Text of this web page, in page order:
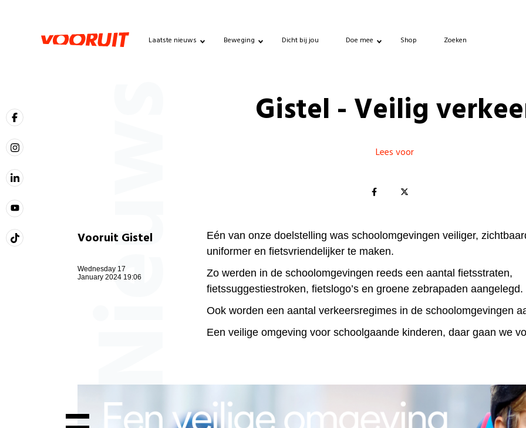
Laatste nieuws Beweging Dicht bij jou Doe mee Shop Zoeken
Nieuws Gistel - Veilig
Lees voor
Vooruit Gistel
Wednesday 17
January 2024 19:06
Eén van onze doelstelling was schoolomgevingen veiliger,
uniformer en fietsvriendelijker te maken.
Zo werden in de schoolomgevingen reeds een aantal fietsstraten,
fietssuggestiestroken, fietslogo’s en groene zebrapaden aangelegd.
Ook worden een aantal verkeersregimes in de schoolomgevingen
Een veilige omgeving voor schoolgaande kinderen, daar gaan we